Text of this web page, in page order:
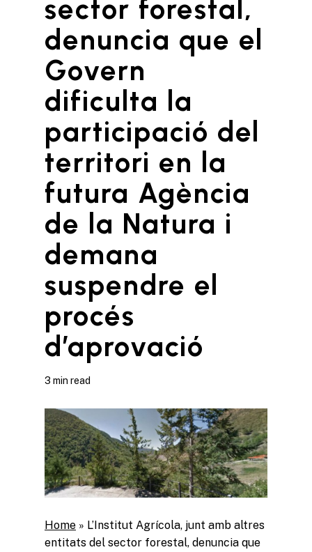
sector forestal,
denuncia que el
Govern
dificulta la
participació del
territori en la
futura Agència
de la Natura i
demana
suspendre el
procés
d’aprovació
3 min read
Home » L’Institut Agrícola, junt amb altres
entitats del sector forestal, denuncia que